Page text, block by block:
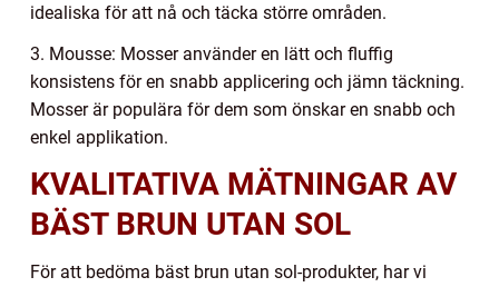
idealiska för att nå och täcka större områden.
3. Mousse: Mosser använder en lätt och fluffig
konsistens för en snabb applicering och jämn täckning.
Mosser är populära för dem som önskar en snabb och
enkel applikation.
KVALITATIVA MÄTNINGAR AV
BÄST BRUN UTAN SOL
För att bedöma bäst brun utan sol-produkter, har vi